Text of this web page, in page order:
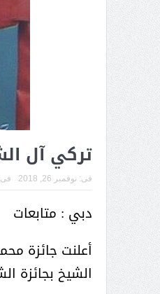
تركي آل
فى: نوفمبر 26, 2018
دبي : متابعات
أعلنت جائزة
الشيخ بجائزة (